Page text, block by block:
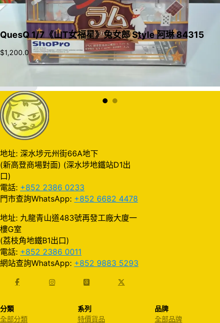
QuesQ 1/7《山T女福星》兔女郎 Style 阿琳 84315
$1,200.0
地址: 深水埗元州街66A地下
(新高登商場對面) (深水埗地鐵站D1出
口)
電話: +852 2386 0233
門市查詢WhatsApp: +852 6682 4478
地址: 九龍青山道483號再發工廠大廈一
樓G室
(荔枝角地鐵B1出口)
電話: +852 2386 0011
網站查詢WhatsApp: +852 9883 5293
分類
全部分類
系列
特價貨品
品牌
全部品牌